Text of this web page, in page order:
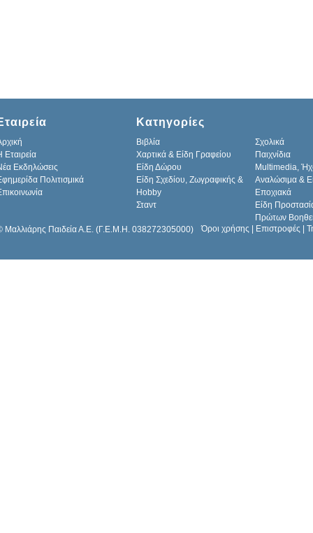
Εταιρεία
Εκδηλώσεις
Πολιτισμικά
Κατηγορίες
Βιβλία
Σχολικά
Χαρτικά & Είδη Γραφείου
Παιχνίδια
Είδη Δώρου
Multimedia,
Είδη Σχεδίου, Ζωγραφικής &
Hobby
Αναλώσιμα &
Εποχιακά
Σταντ
Είδη
Πρώτων
Μαλλιάρης Παιδεία Α.Ε. (Γ.Ε.Μ.Η. 038272305000)
Όροι χρήσης Επιστροφές